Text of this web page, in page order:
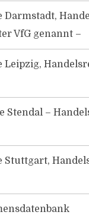
Darmstadt,
VfG genannt –
Leipzig,
Stendal –
Stuttgart,